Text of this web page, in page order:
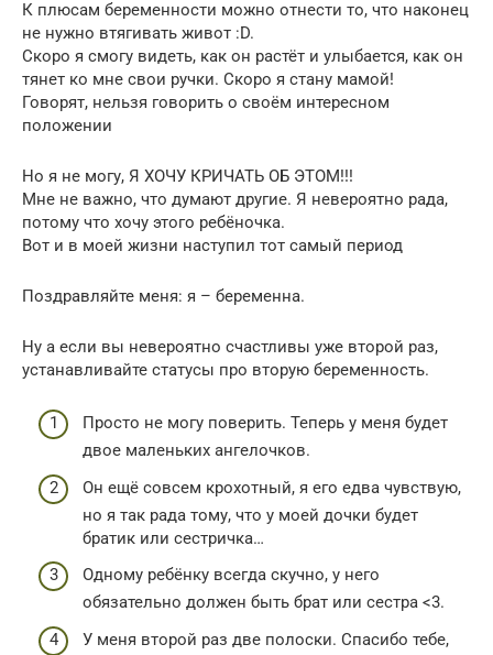
К плюсам беременности можно отнести то, что наконец
не нужно втягивать живот :D.
Скоро я смогу видеть, как он растёт и улыбается, как он
тянет ко мне свои ручки. Скоро я стану мамой!
Говорят, нельзя говорить о своём интересном
положении
Но я не могу, Я ХОЧУ КРИЧАТЬ ОБ ЭТОМ!!!
Мне не важно, что думают другие. Я невероятно рада,
потому что хочу этого ребёночка.
Вот и в моей жизни наступил тот самый период
Поздравляйте меня: я – беременна.
Ну а если вы невероятно счастливы уже второй раз,
устанавливайте статусы про вторую беременность.
Просто не могу поверить. Теперь у меня будет
двое маленьких ангелочков.
Он ещё совсем крохотный, я его едва чувствую,
но я так рада тому, что у моей дочки будет
братик или сестричка…
Одному ребёнку всегда скучно, у него
обязательно должен быть брат или сестра <3.
У меня второй раз две полоски. Спасибо тебе,